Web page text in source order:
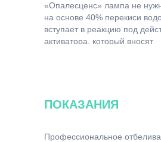
«Опалесценс» лампа не
на основе 40% перекиси
вступает в реакцию под
активатора, который вносят
ПОКАЗАНИЯ
Профессиональное